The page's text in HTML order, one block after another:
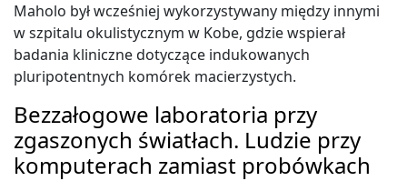
Maholo był wcześniej wykorzystywany między innymi
w szpitalu okulistycznym w Kobe, gdzie wspierał
badania kliniczne dotyczące indukowanych
pluripotentnych komórek macierzystych.
Bezzałogowe laboratoria przy
zgaszonych światłach. Ludzie przy
komputerach zamiast probówkach